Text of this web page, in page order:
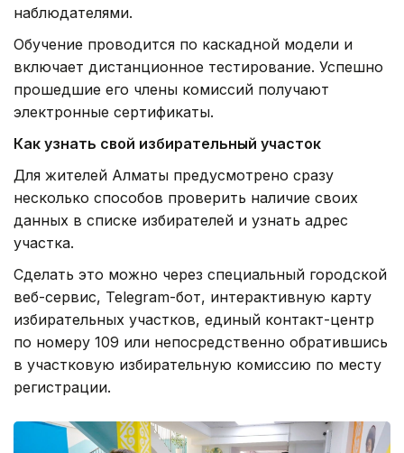
наблюдателями.
Обучение проводится по каскадной модели и
включает дистанционное тестирование. Успешно
прошедшие его члены комиссий получают
электронные сертификаты.
Как узнать свой избирательный участок
Для жителей Алматы предусмотрено сразу
несколько способов проверить наличие своих
данных в списке избирателей и узнать адрес
участка.
Сделать это можно через специальный городской
веб-сервис, Telegram-бот, интерактивную карту
избирательных участков, единый контакт-центр
по номеру 109 или непосредственно обратившись
в участковую избирательную комиссию по месту
регистрации.